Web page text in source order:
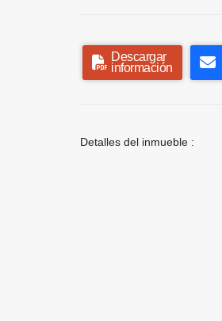
Descargar
información
Detalles del inmueble :